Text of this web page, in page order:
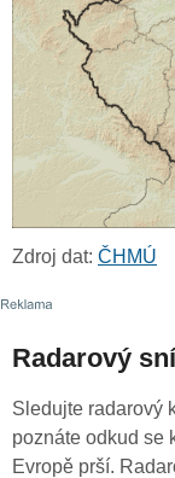
Zdroj dat: ČHMÚ
Radarový
Sledujte radarový
poznáte odkud se
Evropě prší.